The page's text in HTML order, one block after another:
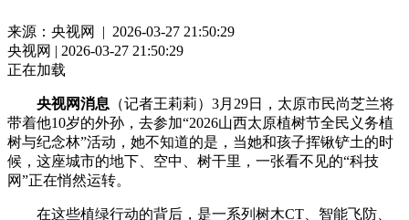
视频
现场 前线 比划
体育 直播 竞猜 2026年世界杯 2026年冬奥会
VIP会员 CCTV奥林匹克频道 生活体育大会 体育江湖
财经 教育
大国智造 大国展会 大国保险 云顶对话 云起
来源：央视网 | 2026-03-27 21:50:29
央视网 | 2026-03-27 21:50:29
正在加载
央视网消息 （记者王莉莉）3月29日，太原市民尚芝兰将
带着他10岁的外孙，去参加“2026山西太原植树节全民义务植
树与纪念林”活动，她不知道的是，当她和孩子挥锹铲土的时
候，这座城市的地下、空中、树干里，一张看不见的“科技
网”正在悄然运转。
在这些植绿行动的背后，是一系列树木CT、智能飞防、